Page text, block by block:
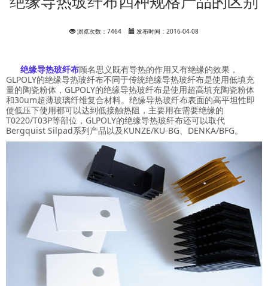
浏览次数：7464 发布时间：2016-04-08
绝缘导热玻纤布顾名思义既有导热的作用又有绝缘的效果，
GLPOLY的绝缘导热玻纤布不同于传统绝缘导热玻纤布是使用低填充
量的陶瓷粉体，GLPOLY的绝缘导热玻纤布是使用超高填充陶瓷粉体
和30um超薄玻璃纤维复合材料。绝缘导热玻纤布表面的高平坦性即
使低压下使用都可以达到低接触热阻，主要用在需要绝缘的
T0220/T03P等部位，GLPOLY的绝缘导热玻纤布还可以取代
Bergquist Silpad系列产品以及KUNZE/KU-BG、DENKA/BFG。